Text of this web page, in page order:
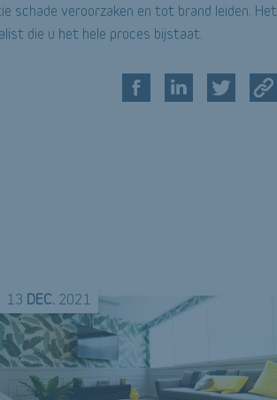
schade veroorzaken en tot brand leiden. Het
die u het hele proces bijstaat.
13 DEC. 2021